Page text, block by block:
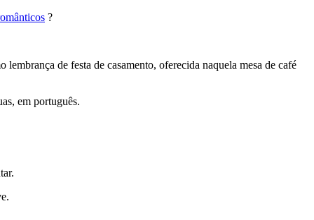
?
lembrança de festa de casamento, oferecida naquela mesa de café
em português.